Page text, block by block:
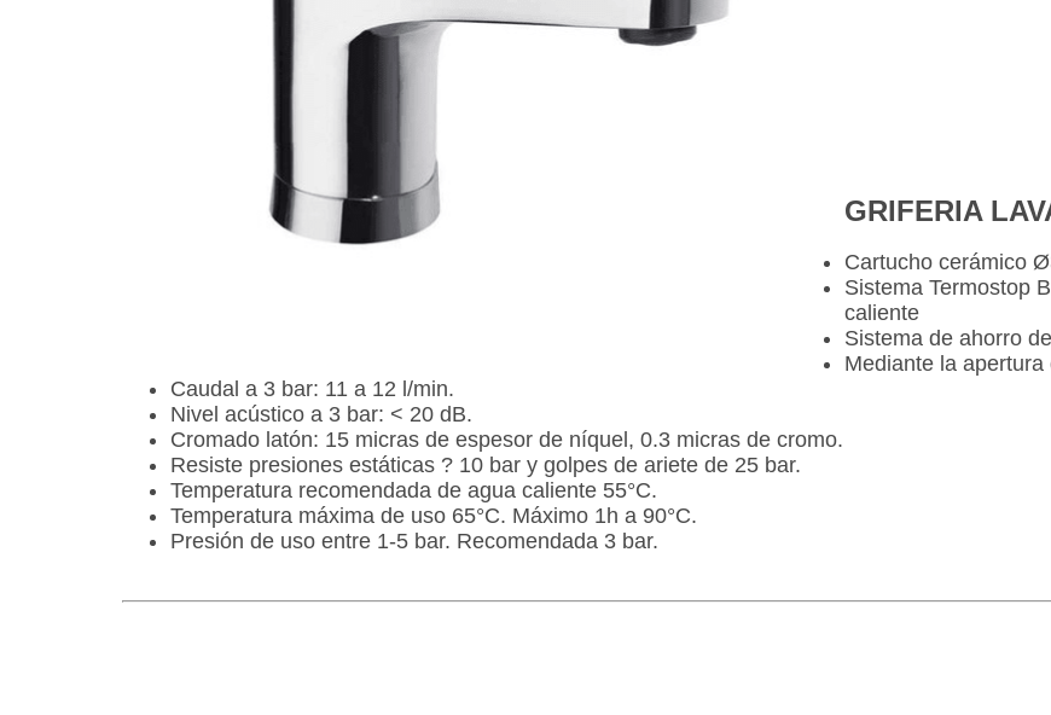
GRIFERIA
Cartucho cerámico
Sistema Termostop
caliente
Sistema de ahorro
Mediante la
Caudal a 3 bar: 11 a 12 l/min.
Nivel acústico a 3 bar: < 20 dB.
Cromado latón: 15 micras de espesor de níquel, 0.3 micras de cromo.
Resiste presiones estáticas ? 10 bar y golpes de ariete de 25 bar.
Temperatura recomendada de agua caliente 55°C.
Temperatura máxima de uso 65°C. Máximo 1h a 90°C.
Presión de uso entre 1-5 bar. Recomendada 3 bar.